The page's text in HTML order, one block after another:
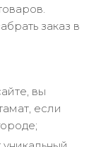
заказ в
вы
если